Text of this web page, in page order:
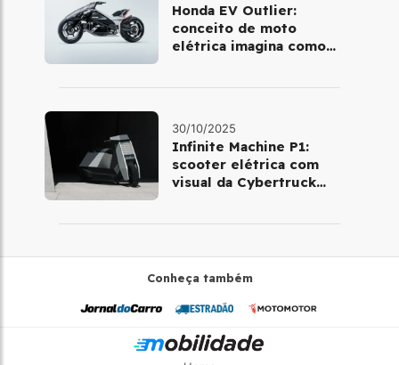
Honda EV Outlier:
conceito de moto
elétrica imagina como
30/10/2025
Infinite Machine P1:
scooter elétrica com
visual da Cybertruck
Conheça também